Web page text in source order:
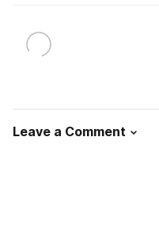
Leave a Comment